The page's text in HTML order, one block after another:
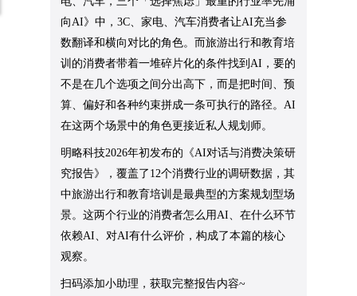
向AI》中，3C、家电、汽车消费者让AI充当参
数翻译和横向对比的角色。而旅游出行和教育培
训的消费者带着一堆碎片化的条件找到AI，要的
不是在几个选项之间分出高下，而是把时间、预
算、偏好和各种约束拼成一条可执行的路径。AI
在这两个场景中的角色更接近私人规划师。
明略科技2026年初发布的《AI对话与消费决策研
究报告》，覆盖了12个消费行业的调研数据，其
中旅游出行和教育培训是最典型的方案规划型场
景。这两个行业的消费者怎么用AI、在什么环节
依赖AI、对AI有什么评价，构成了本篇的核心
观察。
扫码添加小助理，获取完整报告内容~